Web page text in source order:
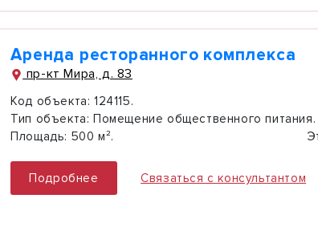
Аренда ресторанного комплекса
пр-кт Мира, д. 83
Код объекта: 124115.
Тип объекта: Помещение общественного питания.
Площадь: 500 м².
Подробнее Связаться с консультантом